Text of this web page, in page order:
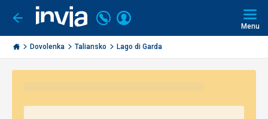
Ísť
späť
Invia.sk
Volajte
+421
2
3221
Prihlásiť
Menu
Dovolenka Taliansko Lago di Garda